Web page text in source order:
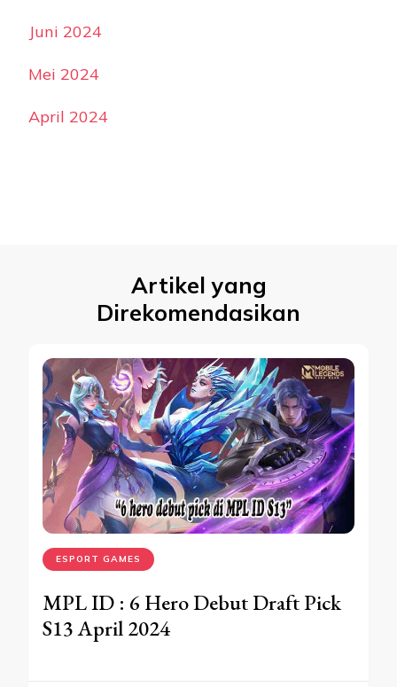
Juni 2024
Mei 2024
April 2024
Artikel yang
Direkomendasikan
ESPORT GAMES
MPL ID : 6 Hero Debut Draft Pick
S13 April 2024